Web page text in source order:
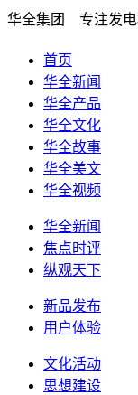
华全集团 专注发电
首页
华全新闻
华全产品
华全文化
华全故事
华全美文
华全视频
华全新闻
焦点时评
纵观天下
新品发布
用户体验
文化活动
思想建设